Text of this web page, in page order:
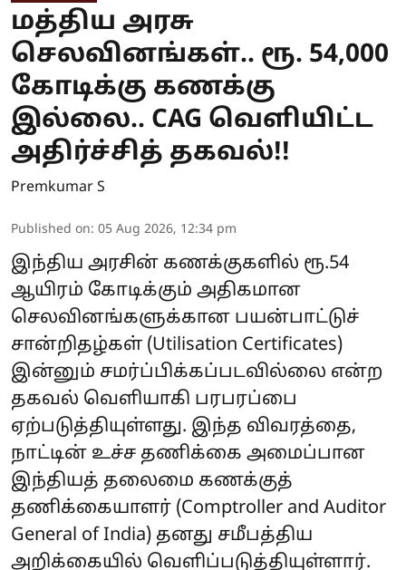
மத்திய அரசு
செலவினங்கள்.. ரூ. 54,000
கோடிக்கு கணக்கு
இல்லை.. CAG வெளியிட்ட
அதிர்ச்சித் தகவல்!!
Premkumar S
Published on: 05 Aug 2026, 12:34 pm
இந்திய அரசின் கணக்குகளில் ரூ.54
ஆயிரம் கோடிக்கும் அதிகமான
செலவினங்களுக்கான பயன்பாட்டுச்
சான்றிதழ்கள் (Utilisation Certificates)
இன்னும் சமர்ப்பிக்கப்படவில்லை என்ற
தகவல் வெளியாகி பரபரப்பை
ஏற்படுத்தியுள்ளது. இந்த விவரத்தை,
நாட்டின் உச்ச தணிக்கை அமைப்பான
இந்தியத் தலைமை கணக்குத்
தணிக்கையாளர் (Comptroller and Auditor
General of India) தனது சமீபத்திய
அறிக்கையில் வெளிப்படுத்தியுள்ளார்.